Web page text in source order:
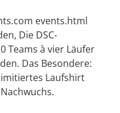
events.html
Die DSC-
Teams à vier Läufer
Das Besondere:
Laufshirt